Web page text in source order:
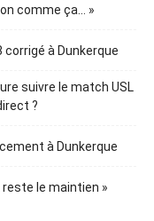
comme ça… »
corrigé à Dunkerque
suivre le match USL
?
à Dunkerque
reste le maintien »